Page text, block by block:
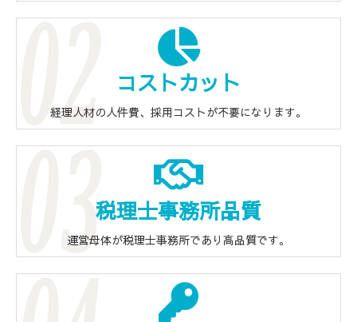
コストカット
経理人材の人件費、採用コストが不要になります。
税理士事務所品質
運営母体が税理士事務所であり高品質です。